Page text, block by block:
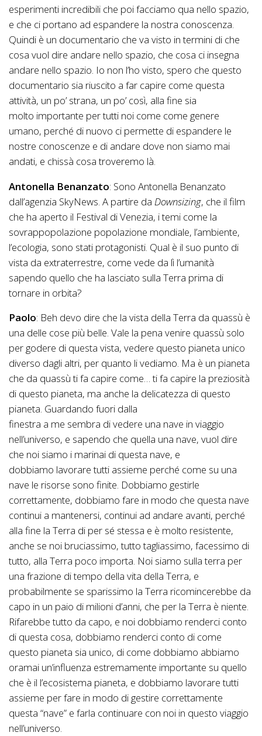
esperimenti incredibili che poi facciamo qua nello spazio,
e che ci portano ad espandere la nostra conoscenza.
Quindi è un documentario che va visto in termini di che
cosa vuol dire andare nello spazio, che cosa ci insegna
andare nello spazio. Io non l’ho visto, spero che questo
documentario sia riuscito a far capire come questa
attività, un po’ strana, un po’ così, alla fine sia
molto importante per tutti noi come come genere
umano, perché di nuovo ci permette di espandere le
nostre conoscenze e di andare dove non siamo mai
andati, e chissà cosa troveremo là.
Antonella Benanzato: Sono Antonella Benanzato
dall’agenzia SkyNews. A partire da Downsizing, che il film
che ha aperto il Festival di Venezia, i temi come la
sovrappopolazione popolazione mondiale, l’ambiente,
l’ecologia, sono stati protagonisti. Qual è il suo punto di
vista da extraterrestre, come vede da lì l’umanità
sapendo quello che ha lasciato sulla Terra prima di
tornare in orbita?
Paolo: Beh devo dire che la vista della Terra da quassù è
una delle cose più belle. Vale la pena venire quassù solo
per godere di questa vista, vedere questo pianeta unico
diverso dagli altri, per quanto li vediamo. Ma è un pianeta
che da quassù ti fa capire come… ti fa capire la preziosità
di questo pianeta, ma anche la delicatezza di questo
pianeta. Guardando fuori dalla
finestra a me sembra di vedere una nave in viaggio
nell’universo, e sapendo che quella una nave, vuol dire
che noi siamo i marinai di questa nave, e
dobbiamo lavorare tutti assieme perché come su una
nave le risorse sono finite. Dobbiamo gestirle
correttamente, dobbiamo fare in modo che questa nave
continui a mantenersi, continui ad andare avanti, perché
alla fine la Terra di per sé stessa e è molto resistente,
anche se noi bruciassimo, tutto tagliassimo, facessimo di
tutto, alla Terra poco importa. Noi siamo sulla terra per
una frazione di tempo della vita della Terra, e
probabilmente se sparissimo la Terra ricomincerebbe da
capo in un paio di milioni d’anni, che per la Terra è niente.
Rifarebbe tutto da capo, e noi dobbiamo renderci conto
di questa cosa, dobbiamo renderci conto di come
questo pianeta sia unico, di come dobbiamo abbiamo
oramai un’influenza estremamente importante su quello
che è il l’ecosistema pianeta, e dobbiamo lavorare tutti
assieme per fare in modo di gestire correttamente
questa “nave” e farla continuare con noi in questo viaggio
nell’universo.